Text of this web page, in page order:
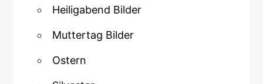
Heiligabend Bilder
Muttertag Bilder
Ostern